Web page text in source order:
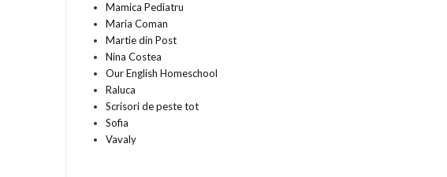
Mamica Pediatru
Maria Coman
Martie din Post
Nina Costea
Our English Homeschool
Raluca
Scrisori de peste tot
Sofia
Vavaly